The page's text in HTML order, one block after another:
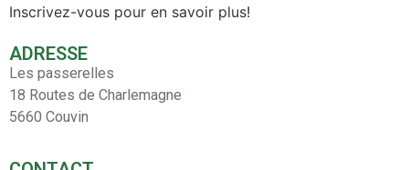
Inscrivez-vous pour en savoir plus!
ADRESSE
Les passerelles
18 Routes de Charlemagne
5660 Couvin